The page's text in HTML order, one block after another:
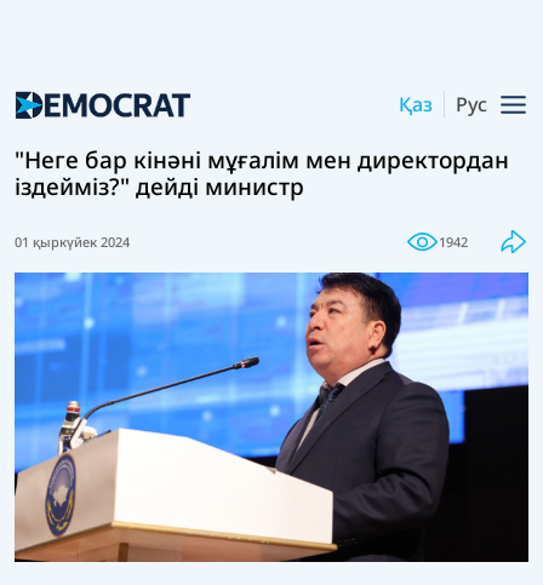
Қаз Рус
"Неге бар кінәні мұғалім мен директордан
іздейміз?" дейді министр
01 қыркүйек 2024 1942